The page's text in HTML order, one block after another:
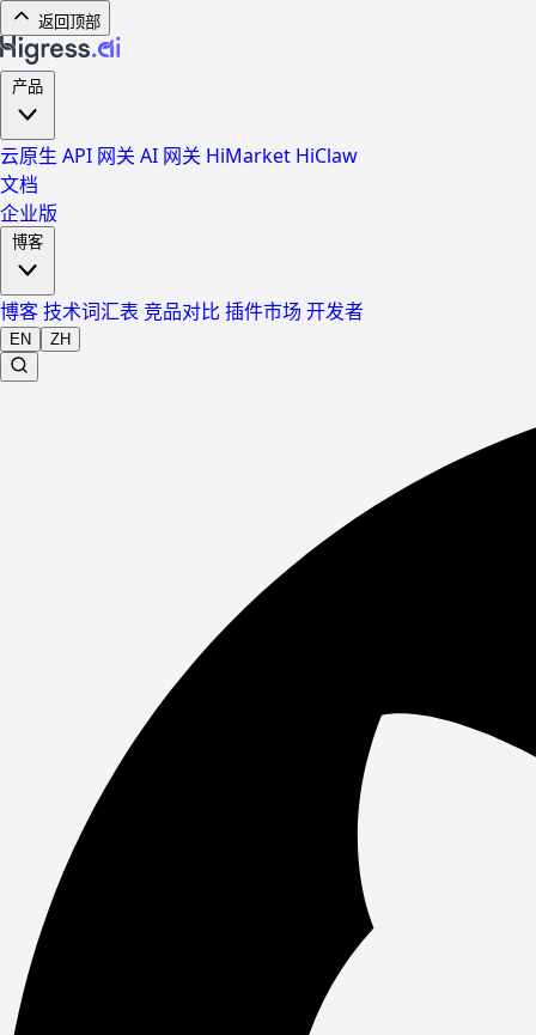
返回顶部
云原生 API 网关 AI 网关 HiMarket HiClaw
文档
企业版
博客技术词汇表 竞品对比 插件市场 开发者
EN ZH